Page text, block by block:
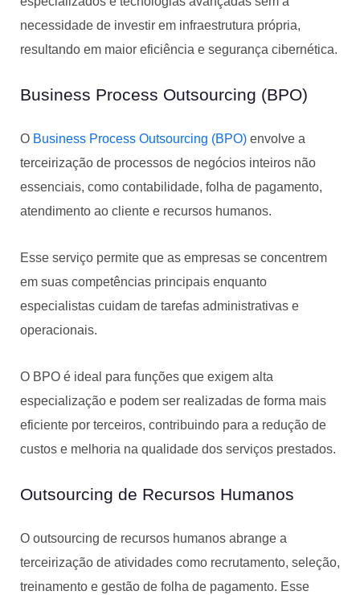
necessidade de investir em infraestrutura própria,
resultando em maior eficiência e segurança cibernética.
Business Process Outsourcing (BPO)
O Business Process Outsourcing (BPO) envolve a
terceirização de processos de negócios inteiros não
essenciais, como contabilidade, folha de pagamento,
atendimento ao cliente e recursos humanos.
Esse serviço permite que as empresas se concentrem
em suas competências principais enquanto
especialistas cuidam de tarefas administrativas e
operacionais.
O BPO é ideal para funções que exigem alta
especialização e podem ser realizadas de forma mais
eficiente por terceiros, contribuindo para a redução de
custos e melhoria na qualidade dos serviços prestados.
Outsourcing de Recursos Humanos
O outsourcing de recursos humanos abrange a
terceirização de atividades como recrutamento, seleção,
treinamento e gestão de folha de pagamento. Esse